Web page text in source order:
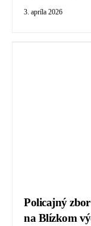
3. apríla 2026
Policajný
na Blízkom